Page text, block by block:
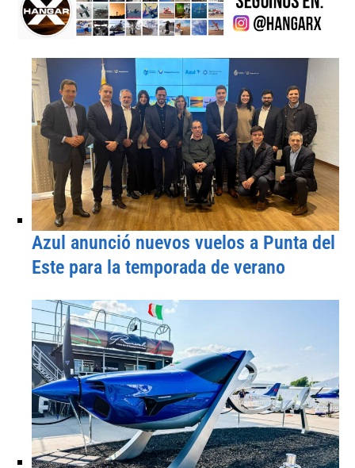
Azul anunció nuevos vuelos a Punta del
Este para la temporada de verano